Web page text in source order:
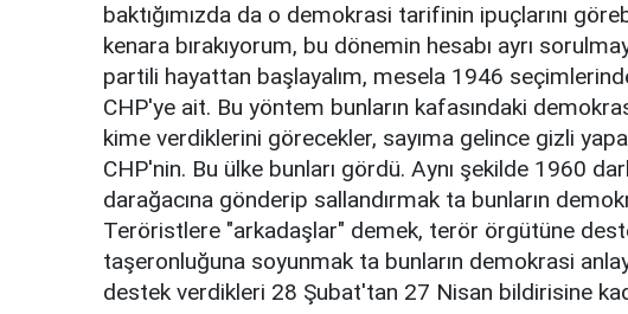
baktığımızda da o demokrasi tarifinin ipuçlarını
kenara bırakıyorum, bu dönemin hesabı ayrı
partili hayattan başlayalım, mesela 1946
CHP'ye ait. Bu yöntem bunların kafasındaki
kime verdiklerini görecekler, sayıma gelince gizli
CHP'nin. Bu ülke bunları gördü. Aynı şekilde 1960
darağacına gönderip sallandırmak ta bunların
Teröristlere "arkadaşlar" demek, terör örgütüne
taşeronluğuna soyunmak ta bunların demokrasi
destek verdikleri 28 Şubat'tan 27 Nisan bildirisine